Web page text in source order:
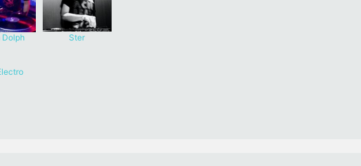
Dolph
Ster